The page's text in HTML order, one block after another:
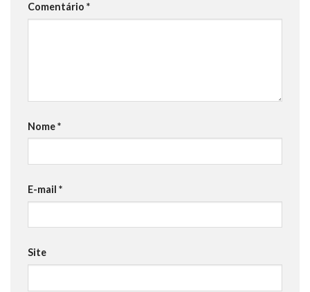
Comentário *
Nome*
E-mail *
Site